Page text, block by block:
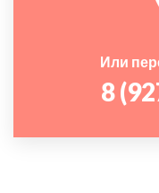
Или
8